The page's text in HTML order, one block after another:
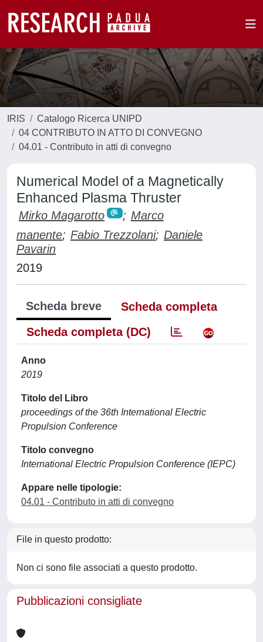
IRIS
Catalogo Ricerca UNIPD
04 CONTRIBUTO IN ATTO DI CONVEGNO
04.01 - Contributo in atti di convegno
Numerical Model of a Magnetically
Enhanced Plasma Thruster
Mirko Magarotto ; Marco
manente; Fabio Trezzolani; Daniele
Pavarin
2019
Scheda breve
Scheda completa
Scheda completa (DC)
Anno
2019
Titolo del Libro
proceedings of the 36th International Electric
Propulsion Conference
Titolo convegno
International Electric Propulsion Conference (IEPC)
Appare nelle tipologie:
04.01 - Contributo in atti di convegno
File in questo prodotto:
Non ci sono file associati a questo prodotto.
Pubblicazioni consigliate